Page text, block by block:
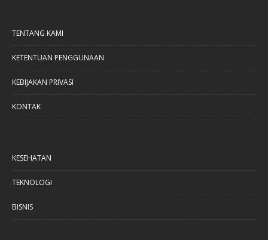
TENTANG KAMI
KETENTUAN PENGGUNAAN
KEBIJAKAN PRIVASI
KONTAK
KESEHATAN
TEKNOLOGI
BISNIS